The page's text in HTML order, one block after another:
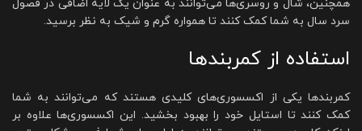
همچنین، شال و روسری‌ها می‌توانند به عنوان یک لایه اضافی در فصول
سرد سال به شما کمک کنند تا همواره گرم و شیک به نظر برسید.
استفاده از کمربندها
کمربندها یکی از اکسسوری‌های کلیدی هستند که می‌توانند به شما
کمک کنند تا استایل خود را بهبود بخشید. این اکسسوری‌ها علاوه بر